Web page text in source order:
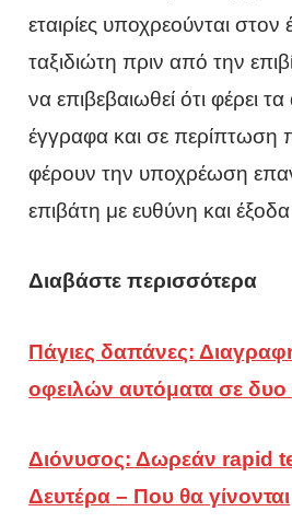
εταιρίες υποχρεούνται στον
ταξιδιώτη πριν από την
να επιβεβαιωθεί ότι φέρει
έγγραφα και σε περίπτωση
φέρουν την υποχρέωση
επιβάτη με ευθύνη και
Διαβάστε περισσότερα
Πάγιες δαπάνες:
οφειλών αυτόματα σε
Διόνυσος: Δωρεάν rapid
Δευτέρα – Που θα γίνονται